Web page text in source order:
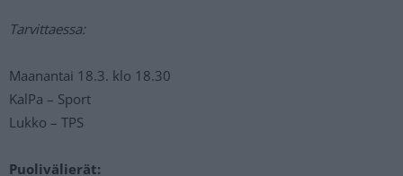
Tarvittaessa:
Maanantai 18.3. klo 18.30
KalPa – Sport
Lukko – TPS
Puolivälierät: